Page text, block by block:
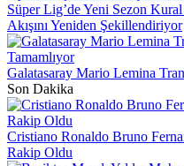
Süper Lig’de Yeni Sezon
Akışını Yeniden Şekillendiriyor
Galatasaray Mario Lemina
Son Dakika
Cristiano Ronaldo Bruno
Rakip Oldu